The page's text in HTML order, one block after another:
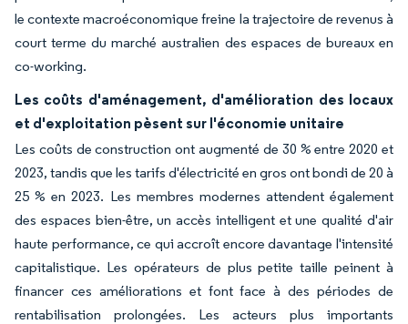
le contexte macroéconomique freine la trajectoire de revenus à
court terme du marché australien des espaces de bureaux en
co-working.
Les coûts d'aménagement, d'amélioration des locaux
et d'exploitation pèsent sur l'économie unitaire
Les coûts de construction ont augmenté de 30 % entre 2020 et
2023, tandis que les tarifs d'électricité en gros ont bondi de 20 à
25 % en 2023. Les membres modernes attendent également
des espaces bien-être, un accès intelligent et une qualité d'air
haute performance, ce qui accroît encore davantage l'intensité
capitalistique. Les opérateurs de plus petite taille peinent à
financer ces améliorations et font face à des périodes de
rentabilisation prolongées. Les acteurs plus importants